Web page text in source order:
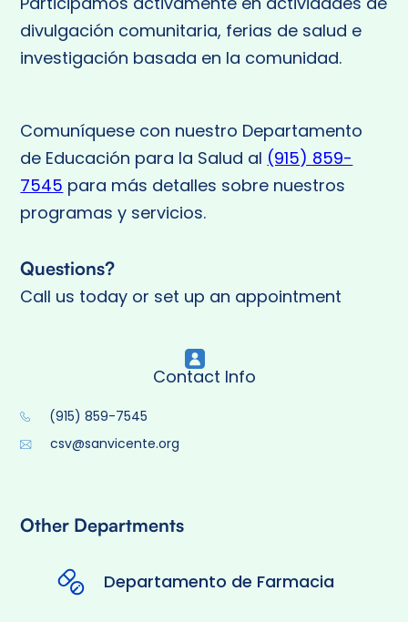
Questions?
Call us today or set up an appointment
Contact Info
(915) 859-7545
csv@sanvicente.org
Other Departments
Departamento de Farmacia
divulgación comunitaria, ferias de salud e
investigación basada en la comunidad.
Comuníquese con nuestro Departamento
de Educación para la Salud al (915) 859-
7545 para más detalles sobre nuestros
programas y servicios.